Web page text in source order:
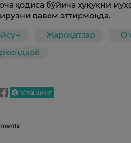
ҳодиса бўйича ҳуқуқни
давом эттирмоқда.
Жароҳатлар
Улашинг